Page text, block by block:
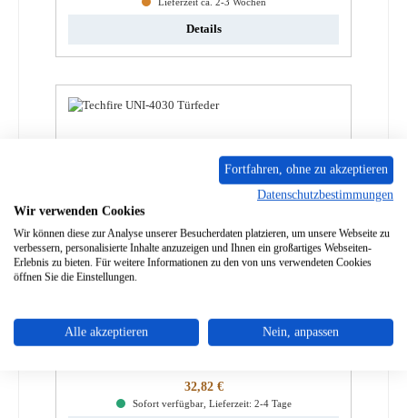
Details
Regulärer Preis:
32,82 €
Sofort verfügbar, Lieferzeit: 2-4 Tage
Fortfahren, ohne zu akzeptieren
Datenschutzbestimmungen
Wir verwenden Cookies
Wir können diese zur Analyse unserer Besucherdaten platzieren, um unsere Webseite zu
verbessern, personalisierte Inhalte anzuzeigen und Ihnen ein großartiges Webseiten-
Erlebnis zu bieten. Für weitere Informationen zu den von uns verwendeten Cookies
öffnen Sie die Einstellungen.
Alle akzeptieren Nein, anpassen